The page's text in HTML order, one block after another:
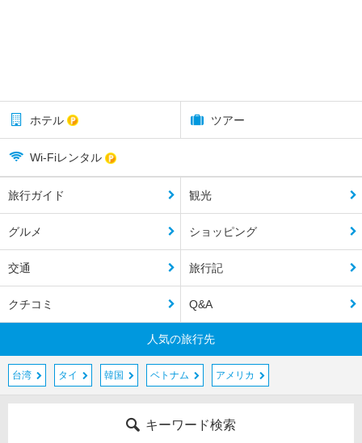
ホテル ツアー
Wi-Fiレンタル
旅行ガイド 観光
グルメ ショッピング
交通 旅行記
クチコミ Q&A
人気の旅行先
台湾 タイ 韓国 ベトナム アメリカ
キーワード検索